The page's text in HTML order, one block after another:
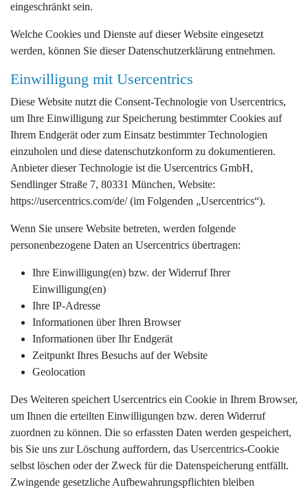
eingeschränkt sein.
Welche Cookies und Dienste auf dieser Website eingesetzt
werden, können Sie dieser Datenschutzerklärung entnehmen.
Einwilligung mit Usercentrics
Diese Website nutzt die Consent-Technologie von Usercentrics,
um Ihre Einwilligung zur Speicherung bestimmter Cookies auf
Ihrem Endgerät oder zum Einsatz bestimmter Technologien
einzuholen und diese datenschutzkonform zu dokumentieren.
Anbieter dieser Technologie ist die Usercentrics GmbH,
Sendlinger Straße 7, 80331 München, Website:
https://usercentrics.com/de/(im Folgenden „Usercentrics“).
Wenn Sie unsere Website betreten, werden folgende
personenbezogene Daten an Usercentrics übertragen:
Ihre Einwilligung(en) bzw. der Widerruf Ihrer
Einwilligung(en)
Ihre IP-Adresse
Informationen über Ihren Browser
Informationen über Ihr Endgerät
Zeitpunkt Ihres Besuchs auf der Website
Geolocation
Des Weiteren speichert Usercentrics ein Cookie in Ihrem Browser,
um Ihnen die erteilten Einwilligungen bzw. deren Widerruf
zuordnen zu können. Die so erfassten Daten werden gespeichert,
bis Sie uns zur Löschung auffordern, das Usercentrics-Cookie
selbst löschen oder der Zweck für die Datenspeicherung entfällt.
Zwingende gesetzliche Aufbewahrungspflichten bleiben